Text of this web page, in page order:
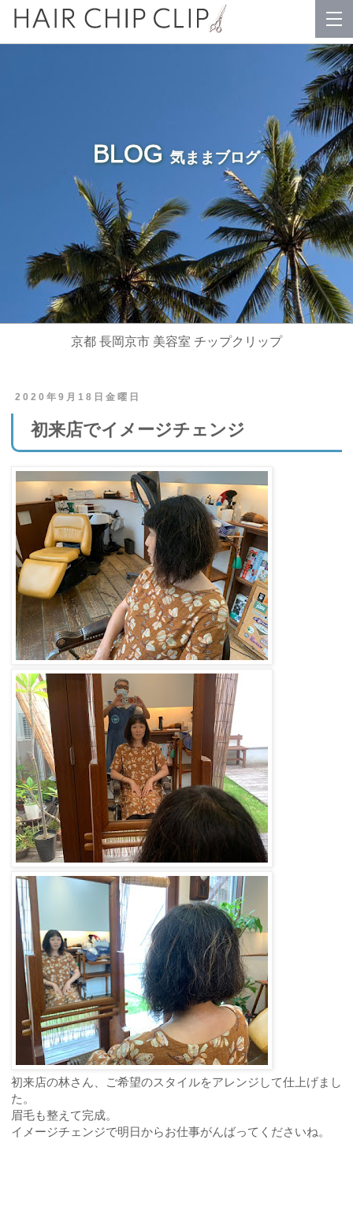
BLOG気ままブログ
京都 長岡京市 美容室 チップクリップ
2020年9月18日金曜日
初来店でイメージチェンジ
初来店の林さん、ご希望のスタイルをアレンジして仕上げまし
た。
眉毛も整えて完成。
イメージチェンジで明日からお仕事がんばってくださいね。